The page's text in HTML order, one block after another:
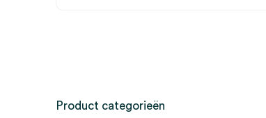
Product categorieën